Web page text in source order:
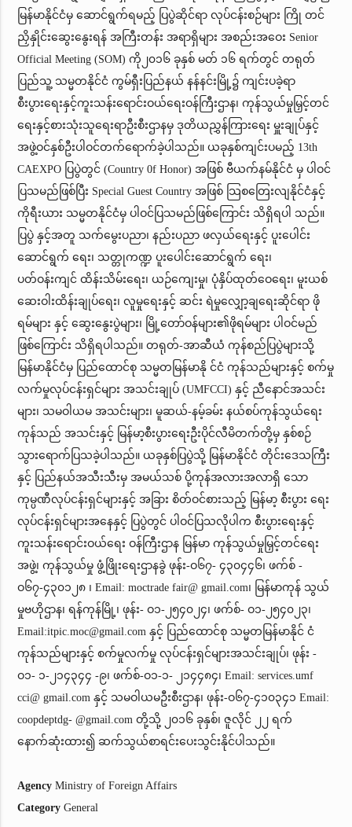
မြန်မာနိုင်ငံမှ ဆောင်ရွက်ရမည့် ပြပွဲဆိုင်ရာ လုပ်ငန်းစဉ်များ ကြို တင်
ညှိနှိုင်းဆွေးနွေးရန် အကြီးတန်း အရာရှိများ အစည်းအဝေး Senior
Official Meeting (SOM) ကို၂၀၁၆ ခုနှစ် မတ် ၁၆ ရက်တွင် တရုတ်
ပြည်သူ့ သမ္မတနိုင်ငံ ကွမ်ရှီးပြည်နယ် နန်နင်းမြို့၌ ကျင်းပခဲ့ရာ
စီးပွားရေးနှင့်ကူးသန်းရောင်းဝယ်ရေးဝန်ကြီးဌာန၊ ကုန်သွယ်မှုမြှင့်တင်
ရေးနှင့်စားသုံးသူရေးရာဦးစီးဌာနမှ ဒုတိယညွှန်ကြားရေး မှူးချုပ်နှင့်
အဖွဲ့ဝင်နှစ်ဦးပါဝင်တက်ရောက်ခဲ့ပါသည်။ ယခုနှစ်ကျင်းပမည့် 13th
CAEXPO ပြပွဲတွင် (Country 0f Honor) အဖြစ် ဗီယက်နမ်နိုင်ငံ မှ ပါဝင်
ပြသမည်ဖြစ်ပြီး Special Guest Country အဖြစ် သြစတြေးလျနိုင်ငံနှင့်
ကိုရီးယား သမ္မတနိုင်ငံမှ ပါဝင်ပြသမည်ဖြစ်ကြောင်း သိရှိရပါ သည်။
ပြပွဲ နှင့်အတူ သက်မွေးပညာ၊ နည်းပညာ ဖလှယ်ရေးနှင့် ပူးပေါင်း
ဆောင်ရွက် ရေး၊ သတ္တုကဏ္ဍ ပူးပေါင်းဆောင်ရွက် ရေး၊
ပတ်ဝန်းကျင် ထိန်းသိမ်းရေး၊ ယဉ်ကျေးမှု၊ ပုံနှိပ်ထုတ်ဝေရေး၊ မူးယစ်
ဆေးဝါးထိန်းချုပ်ရေး၊ လူမှုရေးနှင့် ဆင်း ရဲမှုလျှော့ချရေးဆိုင်ရာ ဖို
ရမ်များ နှင့် ဆွေးနွေးပွဲများ၊ မြို့တော်ဝန်များ၏ဖိုရမ်များ ပါဝင်မည်
ဖြစ်ကြောင်း သိရှိရပါသည်။ တရုတ်-အာဆီယံ ကုန်စည်ပြပွဲများသို့
မြန်မာနိုင်ငံမှ ပြည်ထောင်စု သမ္မတမြန်မာနို င်ငံ ကုန်သည်များနှင့် စက်မှု
လက်မှုလုပ်ငန်းရှင်များ အသင်းချုပ် (UMFCCI) နှင့် ညီနောင်အသင်း
များ၊ သမဝါယမ အသင်းများ၊ မူဆယ်-နမ့်ခမ်း နယ်စပ်ကုန်သွယ်ရေး
ကုန်သည် အသင်းနှင့် မြန်မာ့စီးပွားရေးဦးပိုင်လီမိတက်တို့မှ နှစ်စဉ်
သွားရောက်ပြသခဲ့ပါသည်။ ယခုနှစ်ပြပွဲသို့ မြန်မာနိုင်ငံ တိုင်းဒေသကြီး
နှင့် ပြည်နယ်အသီးသီးမှ အမယ်သစ် ပို့ကုန်အလားအလာရှိ သော
ကုမ္ပဏီလုပ်ငန်းရှင်များနှင့် အခြား စိတ်ဝင်စားသည့် မြန်မာ့ စီးပွား ရေး
လုပ်ငန်းရှင်များအနေနှင့် ပြပွဲတွင် ပါဝင်ပြသလိုပါက စီးပွားရေးနှင့်
ကူးသန်းရောင်းဝယ်ရေး ဝန်ကြီးဌာန မြန်မာ ကုန်သွယ်မှုမြှင့်တင်ရေး
အဖွဲ့၊ ကုန်သွယ်မှု ဖွံ့ဖြိုးရေးဌာနခွဲ ဖုန်း-ဝ၆၇- ၄၃၀၄၄၆၊ ဖက်စ် -
ဝ၆၇-၄၃၀၁၂၈ ၊ Email: moctrade fair@ gmail.com၊ မြန်မာကုန် သွယ်
မှုဗဟိုဌာန၊ ရန်ကုန်မြို့၊ ဖုန်း- ဝ၁-၂၅၄၀၂၄၊ ဖက်စ်- ဝ၁-၂၅၄၀၂၃၊
Email:itpic.moc@gmail.com နှင့် ပြည်ထောင်စု သမ္မတမြန်မာနိုင် ငံ
ကုန်သည်များနှင့် စက်မှုလက်မှု လုပ်ငန်းရှင်များအသင်းချုပ်၊ ဖုန်း -
ဝ၁- ၁-၂၁၄၃၄၄ -၉၊ ဖက်စ်-ဝ၁-၁- ၂၁၄၄၈၄၊ Email: services.umf
cci@ gmail.com နှင့် သမဝါယမဦးစီးဌာန၊ ဖုန်း-ဝ၆၇-၄၁၀၃၄၁ Email:
coopdeptdg- @gmail.com တို့သို့ ၂၀၁၆ ခုနှစ်၊ ဇူလိုင် ၂၂ ရက်
နောက်ဆုံးထား၍ ဆက်သွယ်စာရင်းပေးသွင်းနိုင်ပါသည်။
Agency Ministry of Foreign Affairs
Category General